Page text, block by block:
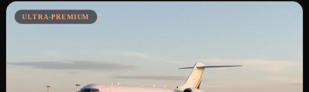
ULTRA-PREMIUM